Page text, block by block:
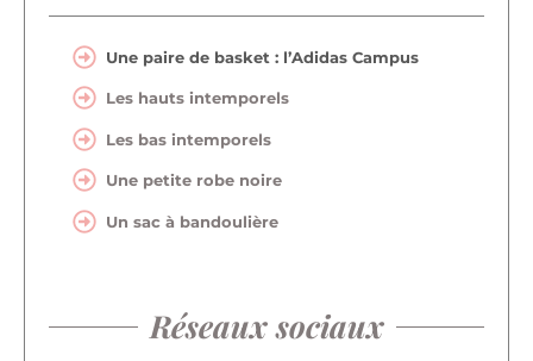
Une paire de basket : l’Adidas Campus
Les hauts intemporels
Les bas intemporels
Une petite robe noire
Un sac à bandoulière
Réseaux sociaux